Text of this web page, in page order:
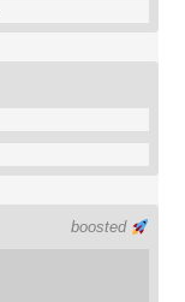
boosted